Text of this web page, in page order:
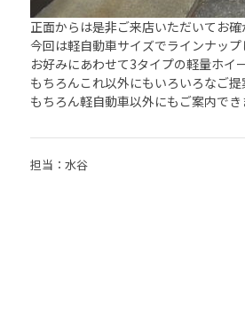
正面からは是非ご来店いただいてお確
今回は軽自動車サイズでラインナップ
お好みにあわせて3タイプの軽量ホイ
もちろんこれ以外にもいろいろなご提
もちろん軽自動車以外にもご案内で
担当：水谷